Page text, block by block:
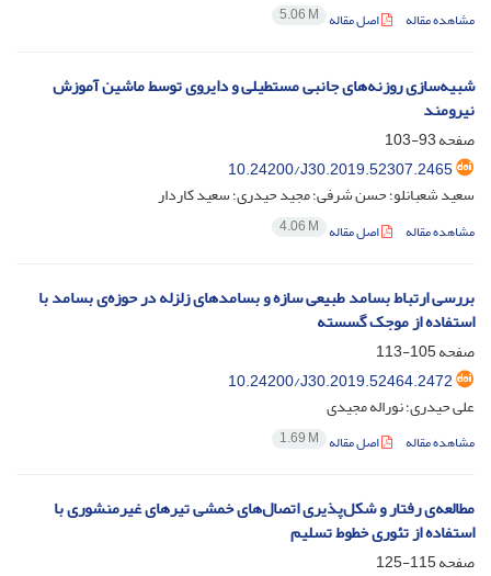
مشاهده مقاله اصل مقاله 5.06 M
شبیه‌سازی روزنه‌های جانبی مستطیلی و دایروی توسط ماشین آموزش
نیرومند
صفحه93-103
10.24200/J30.2019.52307.2465
سعید شعبانلو؛ حسن شرفی؛ مجید حیدری؛ سعید کاردار
مشاهده مقاله اصل مقاله 4.06 M
بررسی ارتباط بسامد طبیعی سازه و بسامدهای زلزله در حوزه‌ی بسامد با
استفاده از موجک گسسته
صفحه105-113
10.24200/J30.2019.52464.2472
علی حیدری؛ نوراله مجیدی
مشاهده مقاله اصل مقاله 1.69 M
مطالعه‌ی رفتار و شکل‌پذیری اتصال‌های خمشی تیرهای غیرمنشوری با
استفاده از تئوری خطوط تسلیم
صفحه115-125